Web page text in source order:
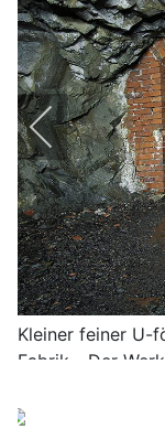
Kleiner feiner U-
Fabrik - Der